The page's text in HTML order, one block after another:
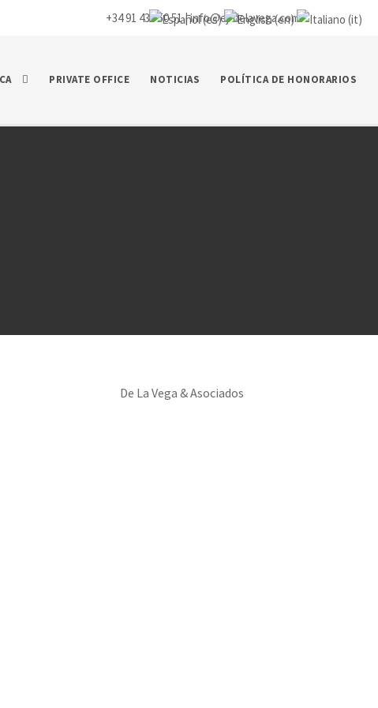
+34 91 435 50 51 |info@ej-delavega.com
PRIVATE OFFICE NOTICIAS POLÍTICA DE HONORARIOS
De La Vega & Asociados